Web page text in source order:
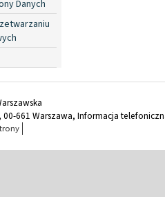
Danych
00-661 Warszawa, Informacja